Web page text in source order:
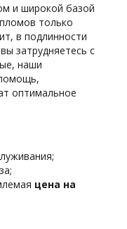
и широкой базой
только
в подлинности
затрудняетесь с
наши
оптимальное
цена на